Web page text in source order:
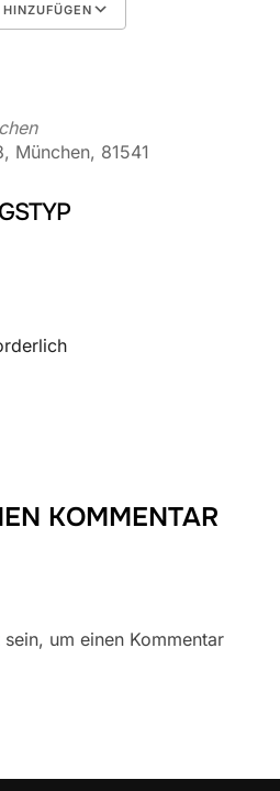
München, 81541
KOMMENTAR
sein, um einen Kommentar